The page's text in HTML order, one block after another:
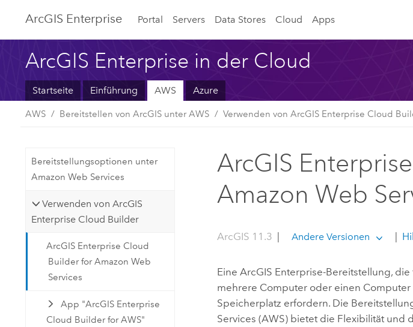
ArcGIS Enterprise Portal Servers Data Stores Cloud Apps
ArcGIS Enterprise in der Cloud
Startseite Einführung AWS Azure
AWS Bereitstellen von ArcGIS unter AWS Verwenden von ArcGIS Enterprise Cloud
Bereitstellungsoptionen unter
Amazon Web Services
Verwenden von ArcGIS
Enterprise Cloud Builder
ArcGIS Enterprise Cloud
Builder for Amazon Web
Services
App "ArcGIS Enterprise
Cloud Builder for AWS"
ArcGIS
Amazon Web
ArcGIS 11.3 | Andere Versionen |
EineArcGIS Enterprise-Bereitstellung,
mehrere Computer oder einen
Speicherplatz erfordern. Die
Services (AWS) bietet die Flexibilität und